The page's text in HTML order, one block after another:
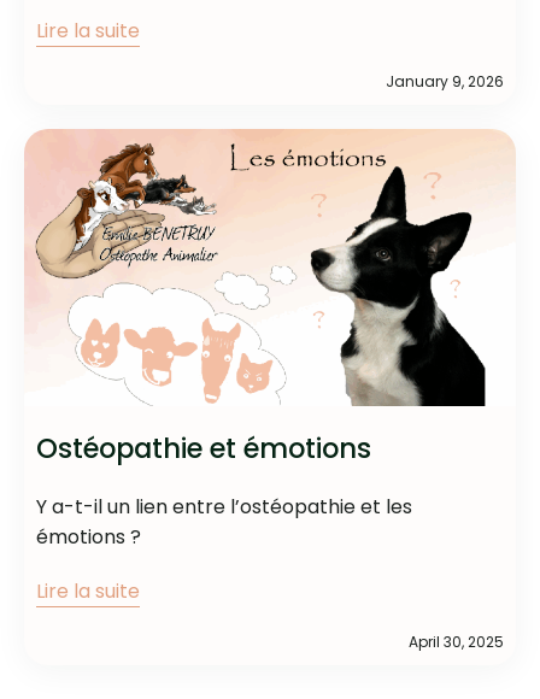
Lire la suite
January 9, 2026
Ostéopathie et émotions
Y a-t-il un lien entre l’ostéopathie et les
émotions ?
Lire la suite
April 30, 2025